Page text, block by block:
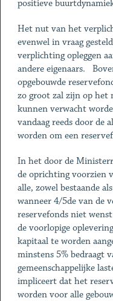
positieve
Het nut van het
evenwel in vraag
verplichting opleggen
andere eigenaars.
opgebouwde
zo groot zal zijn op het
kunnen verwacht
vandaag reeds door de
worden om een
In het door de
de oprichting voorzien
alle, zowel bestaande
wanneer 4/5de van de
reservefonds niet
de voorlopige
kapitaal te worden
minstens 5% bedraagt
gemeenschappelijke
impliceert dat het
worden voor alle